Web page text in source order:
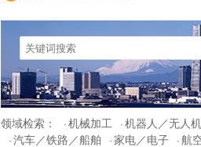
领域检索： · 机械加工 · 机器人／无人机
· 汽车／铁路／船舶 · 家电／电子 · 航